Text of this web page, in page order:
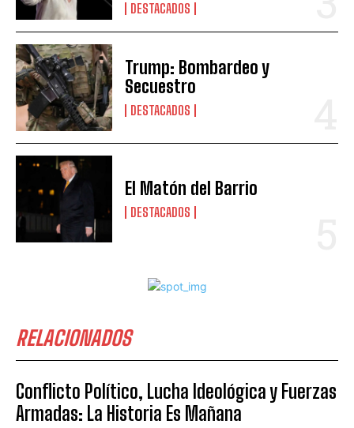
DESTACADOS
Trump: Bombardeo y
Secuestro
DESTACADOS
El Matón del Barrio
DESTACADOS
RELACIONADOS
Conflicto Político, Lucha Ideológica y Fuerzas
Armadas: La Historia Es Mañana